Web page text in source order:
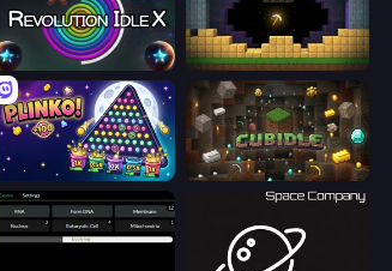
Revolution Idle X Pickaxe Crusher Idle
PLINKO! Cubidle